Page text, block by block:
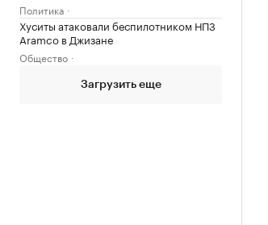
Политика
Хуситы атаковали беспилотником НПЗ
Aramco в Джизане
Общество
Загрузить еще